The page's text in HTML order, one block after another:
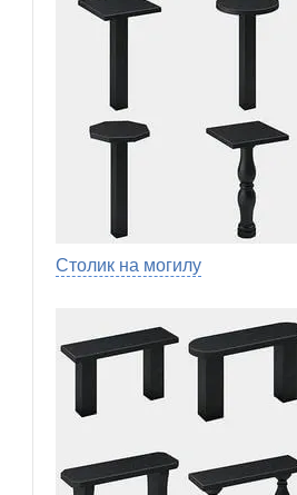
Столик на могилу